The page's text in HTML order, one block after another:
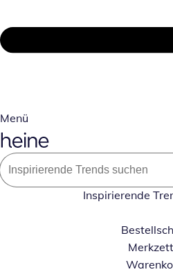
Menü
Inspirierende